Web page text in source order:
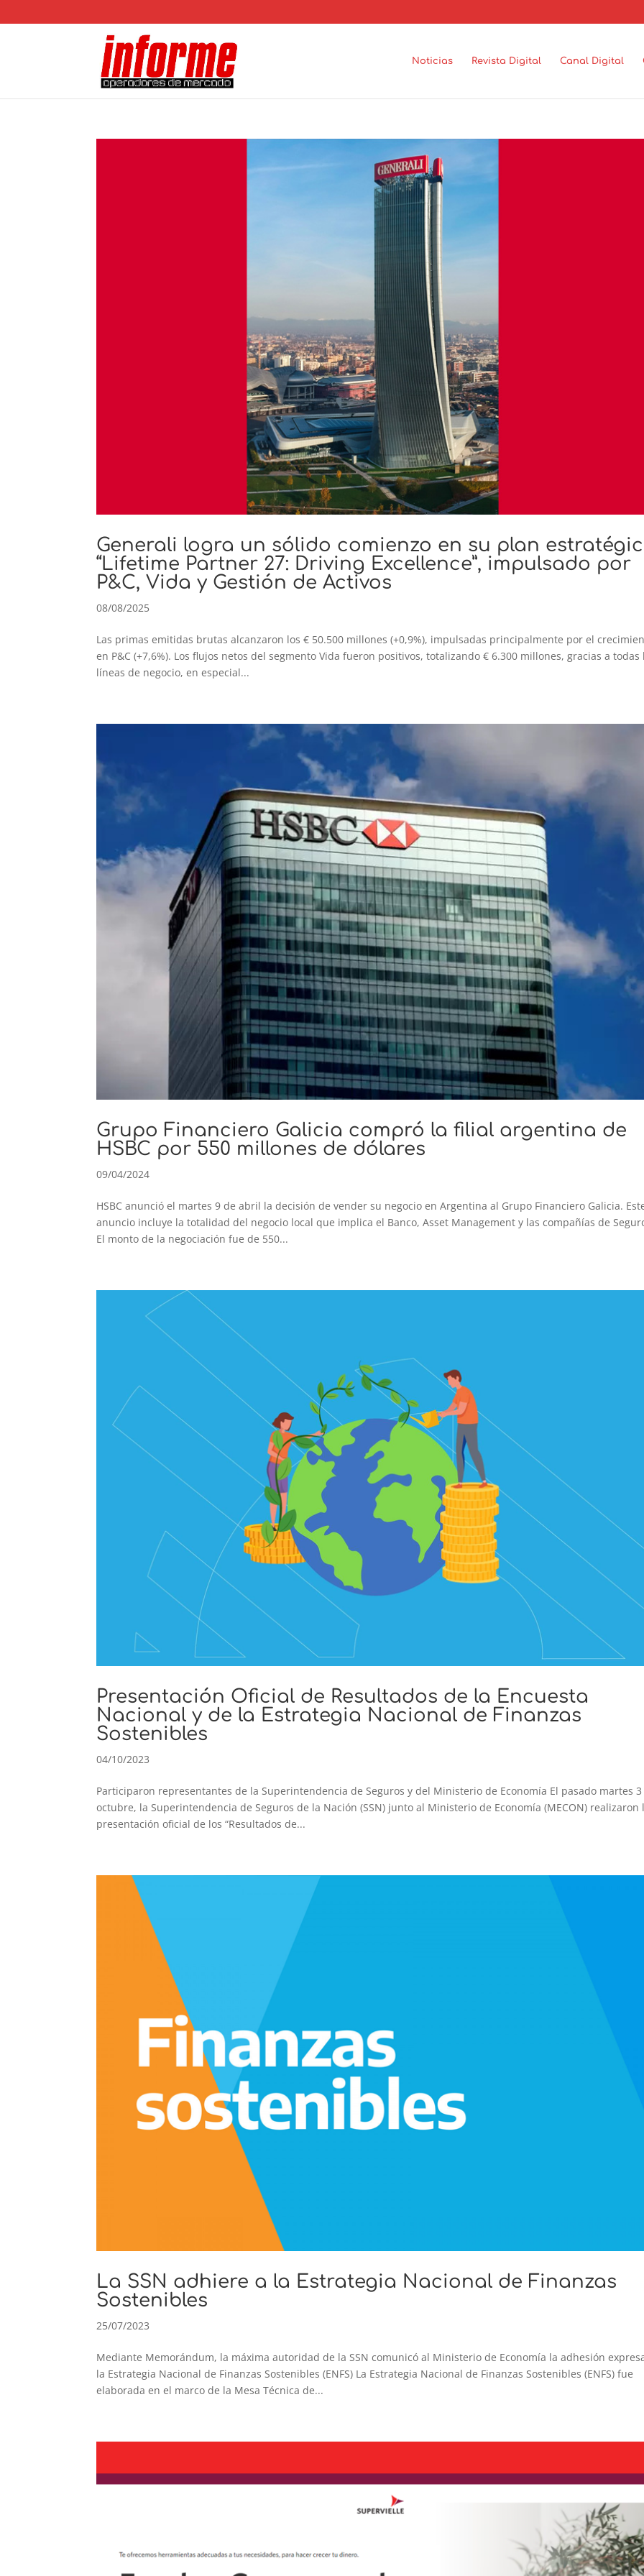
Noticias Revista Digital Canal Digital
Generali logra un sólido comienzo en su plan
“Lifetime Partner 27: Driving Excellence”, impulsado por
P&C, Vida y Gestión de Activos
08/08/2025
Las primas emitidas brutas alcanzaron los € 50.500 millones (+0,9%), impulsadas principalmente por el
en P&C (+7,6%). Los flujos netos del segmento Vida fueron positivos, totalizando € 6.300 millones, gracias a todas
líneas de negocio, en especial...
Grupo Financiero Galicia compró la filial argentina de
HSBC por 550 millones de dólares
09/04/2024
HSBC anunció el martes 9 de abril la decisión de vender su negocio en Argentina al Grupo Financiero Galicia.
anuncio incluye la totalidad del negocio local que implica el Banco, Asset Management y las compañías de
El monto de la negociación fue de 550...
Presentación Oficial de Resultados de la Encuesta
Nacional y de la Estrategia Nacional de Finanzas
Sostenibles
04/10/2023
Participaron representantes de la Superintendencia de Seguros y del Ministerio de Economía El pasado martes
octubre, la Superintendencia de Seguros de la Nación (SSN) junto al Ministerio de Economía (MECON) realizaron
presentación oficial de los “Resultados de...
La SSN adhiere a la Estrategia Nacional de Finanzas
Sostenibles
25/07/2023
Mediante Memorándum, la máxima autoridad de la SSN comunicó al Ministerio de Economía la adhesión
la Estrategia Nacional de Finanzas Sostenibles (ENFS) La Estrategia Nacional de Finanzas Sostenibles (ENFS) fue
elaborada en el marco de la Mesa Técnica de...